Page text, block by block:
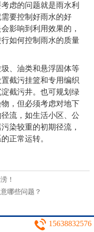
虑的问题就是雨水利
要控制好雨水的好
影响到利用效果的，
如何控制雨水的质量
、油类和悬浮固体等
截污挂篮和专用编织
截污井。也可规划绿
，但必须考虑对地下
流，如生活小区、公
染较重的初期径流，
正常运转。
！
哪些问题？
15638832576